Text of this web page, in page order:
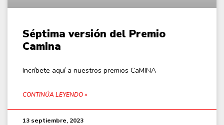
Séptima versión del Premio
Camina
Incríbete aquí a nuestros premios CaMINA
CONTINÚA LEYENDO »
13 septiembre, 2023